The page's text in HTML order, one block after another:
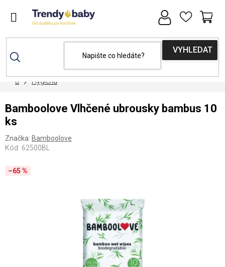
DomůHygiena
Bamboolove Vlhčené ubrousky bambus 10
ks
Značka: Bamboolove
Kód: 62500BL
–65 %